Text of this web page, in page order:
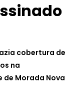
cobertura de
na
de Morada Nova